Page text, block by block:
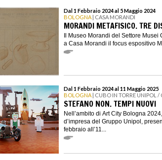
Dal 1 Febbraio 2024 al 5 Maggio 2024
BOLOGNA | CASA MORANDI
MORANDI METAFISICO. TRE
Il Museo Morandi del Settore Musei
a Casa Morandi il focus espositivo
Dal 1 Febbraio 2024 al 11 Maggio 2025
BOLOGNA | CUBO IN TORRE UNIPOL
STEFANO NON. TEMPI NUOVI
Nell’ambito di Art City Bologna
d’impresa del Gruppo Unipol,
febbraio all’11...